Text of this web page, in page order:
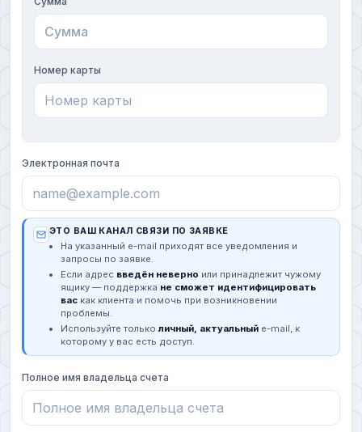
Номер карты
Электронная почта
ЭТО ВАШ КАНАЛ СВЯЗИ ПО ЗАЯВКЕ
На указанный e-mail приходят все уведомления и
запросы по заявке.
Если адрес введён неверно или принадлежит чужому
ящику — поддержка не сможет идентифицировать
вас как клиента и помочь при возникновении
проблемы.
Используйте тольколичный, актуальный e-mail, к
которому у вас есть доступ.
Полное имя владельца счета